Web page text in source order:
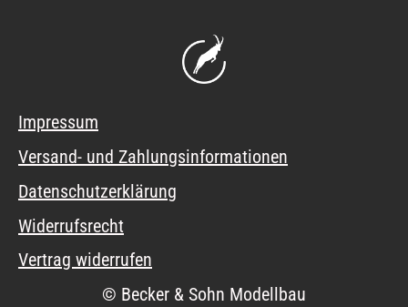
Impressum
Versand- und Zahlungsinformationen
Datenschutzerklärung
Widerrufsrecht
Vertrag widerrufen
© Becker & Sohn Modellbau